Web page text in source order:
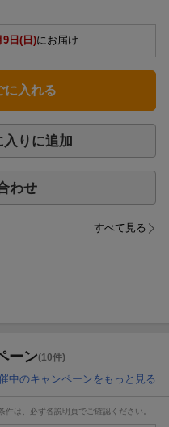
9日(日)にお届け
に入れる
りに追加
わせ
すべて見る
ーン(10件)
中のキャンペーンをもっと見る
は、必ず各説明頁でご確認ください。